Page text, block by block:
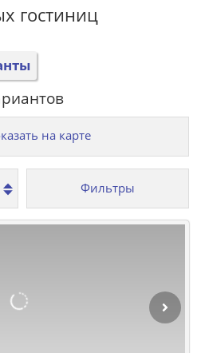
гостиниц
на карте
Фильтры